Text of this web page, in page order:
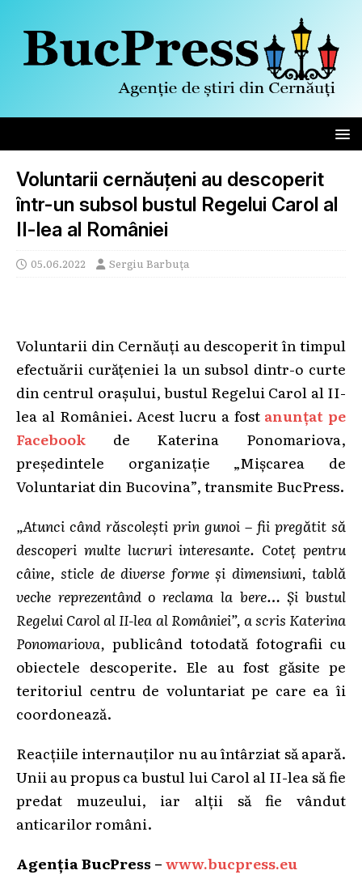
Voluntarii cernăuțeni au descoperit
într-un subsol bustul Regelui Carol al
II-lea al României
05.06.2022 Sergiu Barbuța
Voluntarii din Cernăuți au descoperit în timpul
efectuării curățeniei la un subsol dintr-o curte
din centrul orașului, bustul Regelui Carol al II-
lea al României. Acest lucru a fostanunțat pe
Facebook de Katerina Ponomariova,
președintele organizație „Mișcarea de
Voluntariat din Bucovina”, transmite BucPress.
„Atunci când răscolești prin gunoi – fii pregătit să
descoperi multe lucruri interesante. Coteț pentru
câine, sticle de diverse forme și dimensiuni, tablă
veche reprezentând o reclama la bere… Și bustul
Regelui Carol al II-lea al României”, a scris Katerina
Ponomariova, publicând totodată fotografii cu
obiectele descoperite. Ele au fost găsite pe
teritoriul centru de voluntariat pe care ea îi
coordonează.
Reacțiile internauților nu au întârziat să apară.
Unii au propus ca bustul lui Carol al II-lea să fie
predat muzeului, iar alții să fie vândut
anticarilor români.
Agenția BucPress –www.bucpress.eu